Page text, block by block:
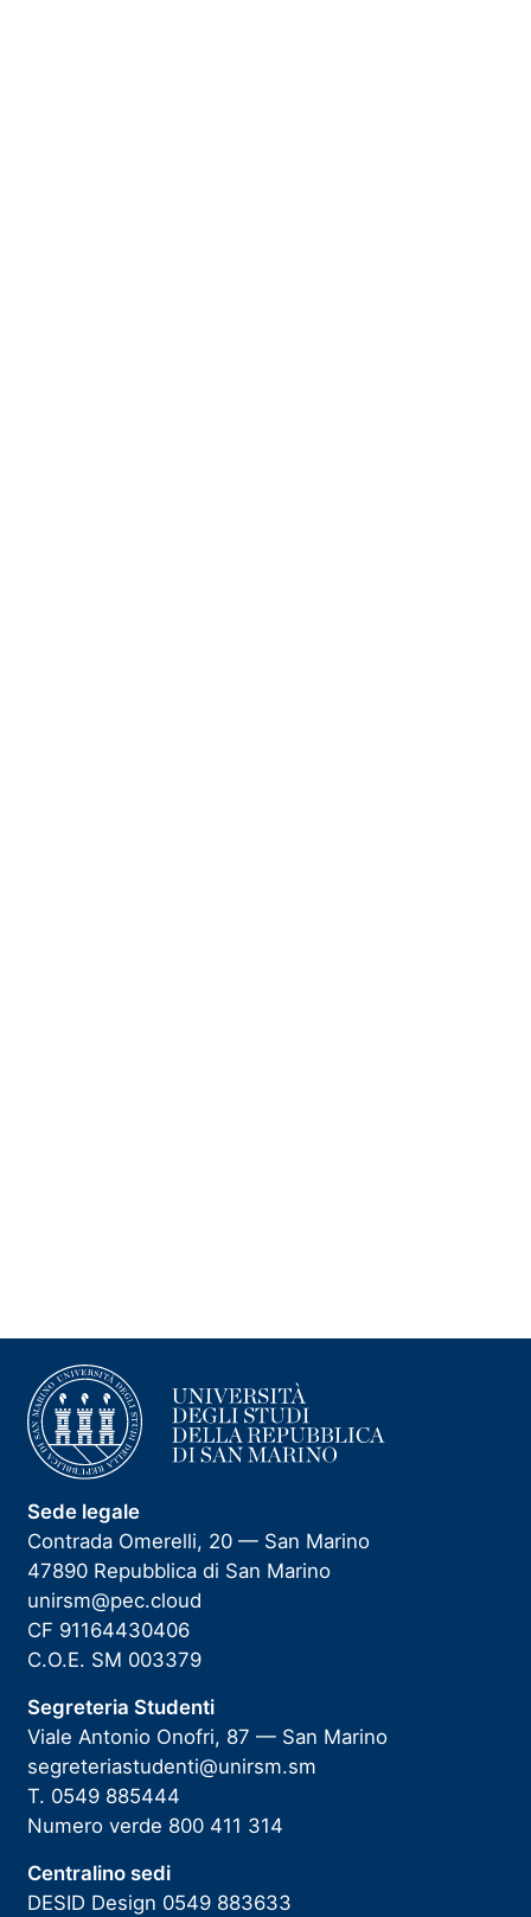
Sede legale
Contrada Omerelli, 20 — San Marino
47890 Repubblica di San Marino
unirsm@pec.cloud
CF 91164430406
C.O.E. SM 003379
Segreteria Studenti
Viale Antonio Onofri, 87 — San Marino
segreteriastudenti@unirsm.sm
T. 0549 885444
Numero verde 800 411 314
Centralino sedi
DESID Design 0549 883633